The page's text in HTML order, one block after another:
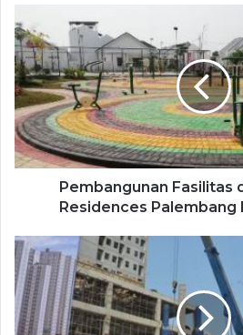
Pembangunan Fasilitas
Residences Palembang